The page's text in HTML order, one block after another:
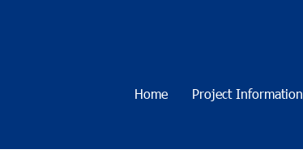
Home Project Information